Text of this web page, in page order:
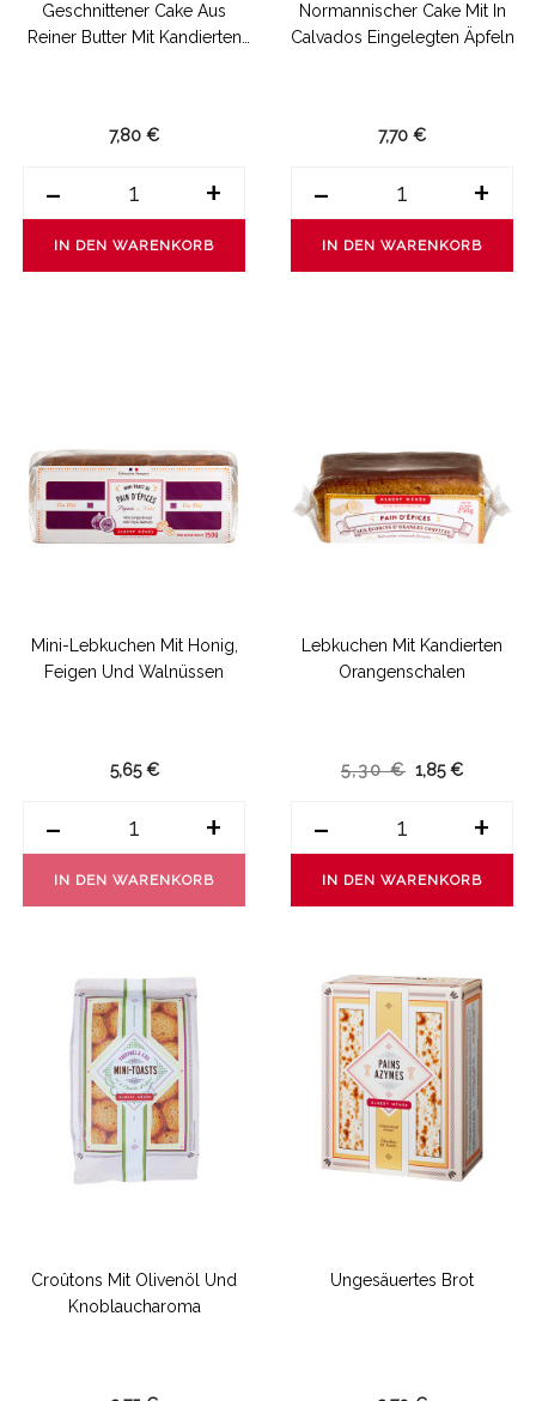
Geschnittener Cake Aus
Reiner Butter Mit Kandierten
7,80 €
- +
IN DEN WARENKORB
Normannischer Cake Mit In
Calvados Eingelegten Äpfeln
7,70 €
- +
IN DEN WARENKORB
Mini-Lebkuchen Mit Honig,
Feigen Und Walnüssen
5,65 €
- +
IN DEN WARENKORB
Lebkuchen Mit Kandierten
Orangenschalen
5,30 € 1,85 €
- +
IN DEN WARENKORB
Croûtons Mit Olivenöl Und
Knoblaucharoma
Ungesäuertes Brot